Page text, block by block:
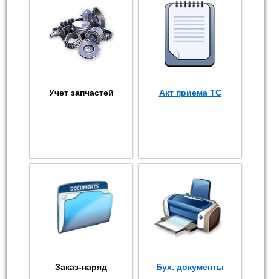
Учет запчастей Акт приема ТС
Заказ-наряд Бух. документы